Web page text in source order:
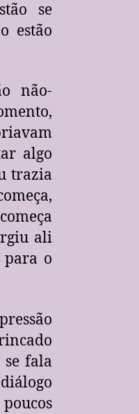
se
estão
não-
algo
trazia
ali
para o
se fala